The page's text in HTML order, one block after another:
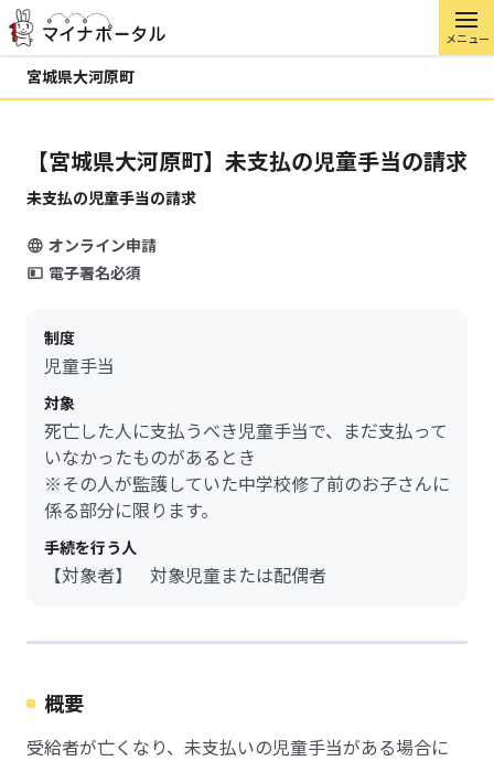
メニュー
宮城県大河原町
【宮城県大河原町】未支払の児童手当の請求
未支払の児童手当の請求
オンライン申請
電子署名必須
制度
児童手当
対象
死亡した人に支払うべき児童手当で、まだ支払って
いなかったものがあるとき
※その人が監護していた中学校修了前のお子さんに
係る部分に限ります。
手続を行う人
【対象者】 対象児童または配偶者
概要
受給者が亡くなり、未支払いの児童手当がある場合に